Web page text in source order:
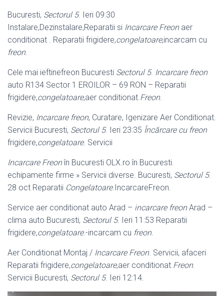
Bucuresti, Sectorul 5. Ieri 09:30
Instalare,Dezinstalare,Reparatii si Incarcare Freonaer
conditionat . Reparatii frigidere,congelatoare,incarcam cu
freon.
Cele mai ieftinefreon Bucuresti Sectorul 5. Incarcare freon
auto R134 Sector 1 EROILOR – 69 RON – Reparatii
frigidere,congelatoare,aer conditionat. Freon.
Revizie, Incarcare freon, Curatare, Igenizare Aer Conditionat.
Servicii Bucuresti, Sectorul 5. Ieri 23:35 Încărcare cu freon
frigidere,congelatoare. Servicii
Incarcare Freonîn Bucuresti OLX.ro în Bucuresti.
echipamente firme » Servicii diverse. Bucuresti, Sectorul 5.
28 oct Reparatii Congelatoare.IncarcareFreon.
Service aer conditionat auto Arad – incarcare freonArad –
clima auto Bucuresti, Sectorul 5. Ieri 11:53 Reparatii
frigidere,congelatoare.-incarcam cu freon.
Aer Conditionat Montaj / Incarcare Freon. Servicii, afaceri
Reparatii frigidere,congelatoare,aer conditionat. Freon.
Servicii Bucuresti, Sectorul 5. Ieri 12:14.